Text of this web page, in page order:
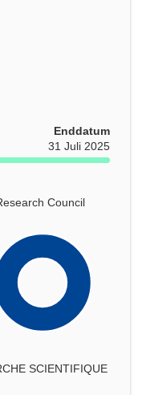
Enddatum
31 Juli 2025
Council
SCIENTIFIQUE